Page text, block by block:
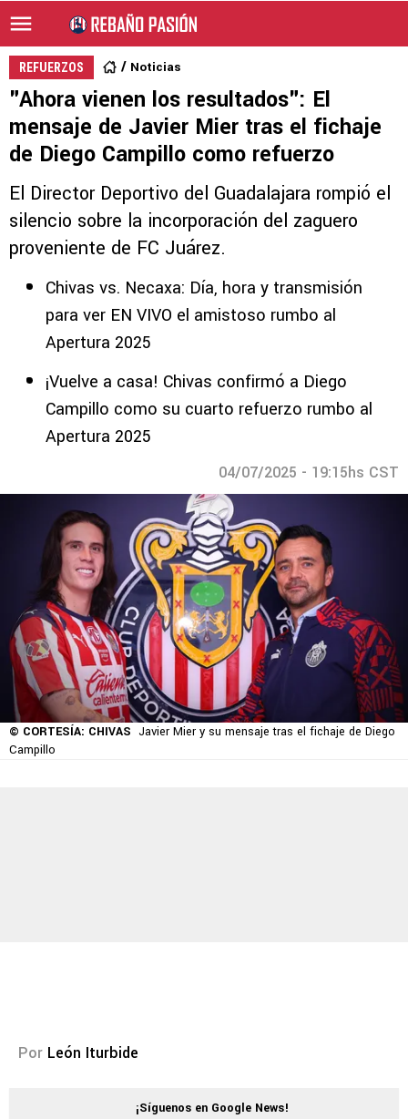
REFUERZOS Noticias
"Ahora vienen los resultados": El
mensaje de Javier Mier tras el fichaje
de Diego Campillo como refuerzo
El Director Deportivo del Guadalajara rompió el
silencio sobre la incorporación del zaguero
proveniente de FC Juárez.
Chivas vs. Necaxa: Día, hora y transmisión
para ver EN VIVO el amistoso rumbo al
Apertura 2025
¡Vuelve a casa! Chivas confirmó a Diego
Campillo como su cuarto refuerzo rumbo al
Apertura 2025
04/07/2025 - 19:15hs CST
© CORTESÍA: CHIVAS Javier Mier y su mensaje tras el fichaje de Diego
Campillo
Por León Iturbide
¡Síguenos en Google News!